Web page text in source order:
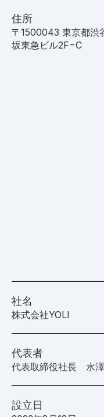
住所
〒1500043 東京都渋
坂東急ビル2F−C
社名
株式会社YOLI
代表者
代表取締役社長 水
設立日